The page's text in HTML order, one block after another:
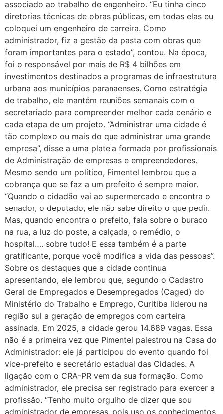
associado ao trabalho de engenheiro. “Eu tinha cinco
diretorias técnicas de obras públicas, em todas elas eu
coloquei um engenheiro de carreira. Como
administrador, fiz a gestão da pasta com obras que
foram importantes para o estado”, contou. Na época,
foi o responsável por mais de R$ 4 bilhões em
investimentos destinados a programas de infraestrutura
urbana aos municípios paranaenses. Como estratégia
de trabalho, ele mantém reuniões semanais com o
secretariado para compreender melhor cada cenário e
cada etapa de um projeto. “Administrar uma cidade é
tão complexo ou mais do que administrar uma grande
empresa”, disse a uma plateia formada por profissionais
de Administração de empresas e empreendedores.
Mesmo sendo um político, Pimentel lembrou que a
cobrança que se faz a um prefeito é sempre maior.
“Quando o cidadão vai ao supermercado e encontra o
senador, o deputado, ele não sabe direito o que pedir.
Mas, quando encontra o prefeito, fala sobre o buraco
na rua, a luz do poste, a calçada, o remédio, o
hospital…. sobre tudo! E essa também é a parte
gratificante, porque você modifica a vida das pessoas”.
Sobre os destaques que a cidade continua
apresentando, ele lembrou que, segundo o Cadastro
Geral de Empregados e Desempregados (Caged) do
Ministério do Trabalho e Emprego, Curitiba liderou na
região sul a geração de empregos com carteira
assinada. Em 2025, a cidade gerou 14.689 vagas. Essa
não é a primeira vez que Pimentel palestrou na Casa do
Administrador: ele já participou do evento quando foi
vice-prefeito e secretário estadual das Cidades. A
ligação com o CRA-PR vem da sua formação. Como
administrador, ele precisa ser registrado para exercer a
profissão. “Tenho muito orgulho de dizer que sou
administrador de empresas, pois uso os conhecimentos